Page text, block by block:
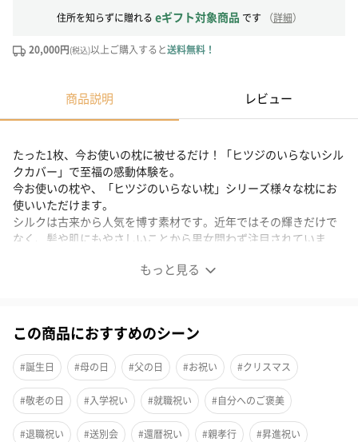
住所を知らずに贈れる eギフト対象商品 です （詳細）
20,000円(税込)以上ご購入すると送料無料！
商品説明 レビュー
もっと見る
たった1枚、今お使いの枕に被せるだけ！「ヒツジのいらないシル
クカバー」で至福の感動体験を。
今お使いの枕や、「ヒツジのいらない枕」シリーズ様々な枕にお
使いいただけます。
シルクは古来から人気を博す素材です。近年ではその輝きだけで
なく、髪や肌にもやさしいことから男女問わず注目されていま
美容初心者でも簡単にケアができる上、髪や肌を労わってくれる
たった1枚！今お使いの枕に被せるだけ！
「ヒツジのいらないシルクカバー」で至福の感動体験を。
今お使いの枕や、「ヒツジのいらない枕」シリーズ様々な枕にお
使いいただけます。
この商品におすすめのシーン
#誕生日 #母の日 #父の日 #お祝い #クリスマス
#敬老の日 #入学祝い #就職祝い #自分へのご褒美
#退職祝い #送別会 #還暦祝い #親孝行 #昇進祝い